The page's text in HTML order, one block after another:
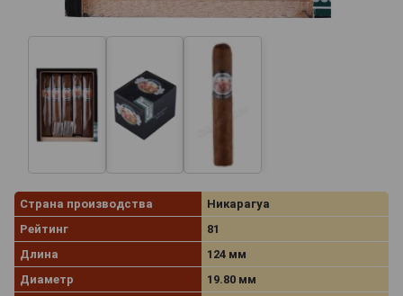
Страна производства
Никарагуа
Рейтинг
81
Длина
124 мм
Диаметр
19.80 мм